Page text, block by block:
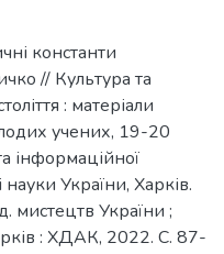
константи
// Культура та
: матеріали
учених, 19-20
інформаційної
України, Харків.
мистецтв України ;
: ХДАК, 2022. С. 87-